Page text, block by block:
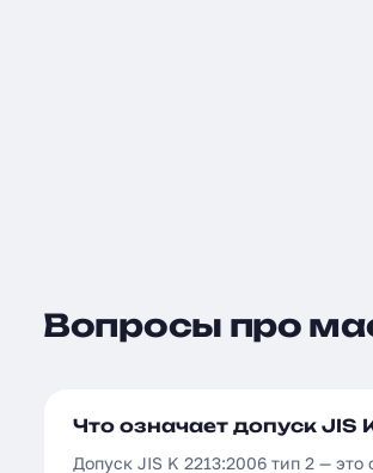
Вопросы про
Что означает допуск JIS
Допуск JIS K 2213:2006 тип 2 — это